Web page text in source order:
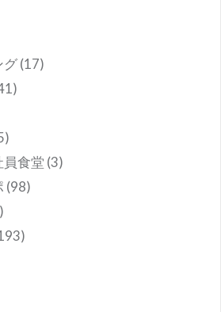
グ(17)
員食堂 (3)
(98)